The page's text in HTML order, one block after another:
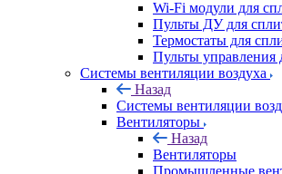
Wi-Fi модули для
Пульты ДУ для
Термостаты для
Пульты управления
Системы вентиляции воздуха
Назад
Системы вентиляции
Вентиляторы
Назад
Вентиляторы
Промышленные